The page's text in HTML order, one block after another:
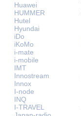
Huawei
HUMMER
Hutel
Hyundai
iDo
iKoMo
i-mate
i-mobile
IMT
Innostream
Innox
I-node
INQ
I-TRAVEL